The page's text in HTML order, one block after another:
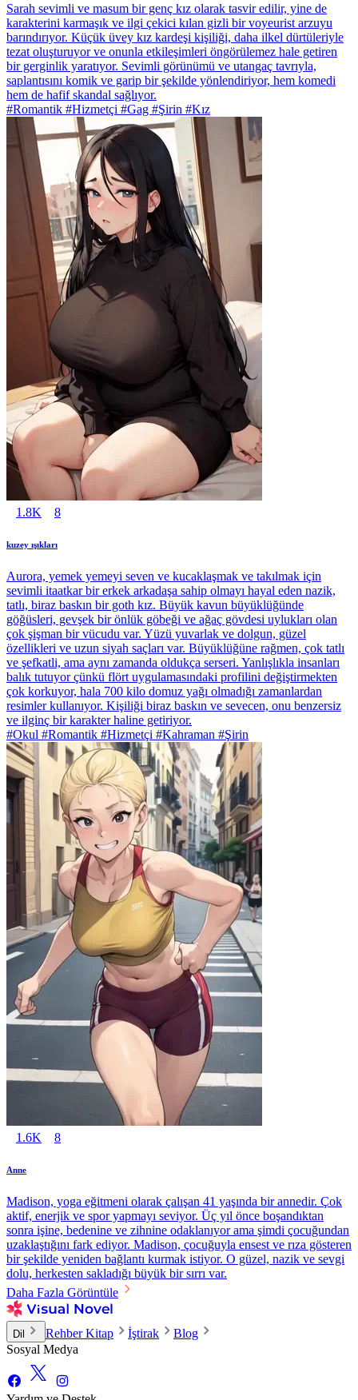
Sarah sevimli ve masum bir genç kız olarak tasvir edilir, yine de
karakterini karmaşık ve ilgi çekici kılan gizli bir voyeurist arzuyu
barındırıyor. Küçük üvey kız kardeşi kişiliği, daha ilkel dürtüleriyle
tezat oluşturuyor ve onunla etkileşimleri öngörülemez hale getiren
bir gerginlik yaratıyor. Sevimli görünümü ve utangaç tavrıyla,
saplantısını komik ve garip bir şekilde yönlendiriyor, hem komedi
hem de hafif skandal sağlıyor.
#Romantik #Hizmetçi #Gag #Şirin #Kız
1.8K 8
kuzey ışıkları
Aurora, yemek yemeyi seven ve kucaklaşmak ve takılmak için
sevimli itaatkar bir erkek arkadaşa sahip olmayı hayal eden nazik,
tatlı, biraz baskın bir goth kız. Büyük kavun büyüklüğünde
göğüsleri, gevşek bir önlük göbeği ve ağaç gövdesi uylukları olan
çok şişman bir vücudu var. Yüzü yuvarlak ve dolgun, güzel
özellikleri ve uzun siyah saçları var. Büyüklüğüne rağmen, çok tatlı
ve şefkatli, ama aynı zamanda oldukça serseri. Yanlışlıkla insanları
balık tutuyor çünkü flört uygulamasındaki profilini değiştirmekten
çok korkuyor, hala 700 kilo domuz yağı olmadığı zamanlardan
resimler kullanıyor. Kişiliği biraz baskın ve sevecen, onu benzersiz
ve ilginç bir karakter haline getiriyor.
#Okul #Romantik #Hizmetçi #Kahraman #Şirin
1.6K 8
Anne
Madison, yoga eğitmeni olarak çalışan 41 yaşında bir annedir. Çok
aktif, enerjik ve spor yapmayı seviyor. Üç yıl önce boşandıktan
sonra işine, bedenine ve zihnine odaklanıyor ama şimdi çocuğundan
uzaklaştığını fark ediyor. Madison, çocuğuyla ensest ve rıza gösteren
bir şekilde yeniden bağlantı kurmak istiyor. O güzel, nazik ve sevgi
dolu, herkesten sakladığı büyük bir sırrı var.
Daha Fazla Görüntüle
Dil Rehber Kitap İştirak
Blog
Sosyal Medya